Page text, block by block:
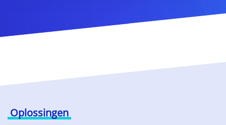
Oplossingen